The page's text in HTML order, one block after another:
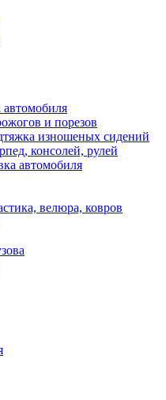
и порезов
изношеных сидений
консолей, рулей
автомобиля
велюра, ковров